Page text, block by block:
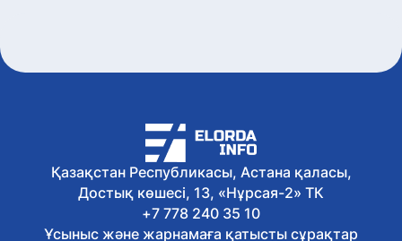
Бүгін, 08:04
Бүгін Астанада ауа райы қандай
болады
7 тамыз, 2026
Астанада партиялар сайлауалды үгіт
жұмыстарын жалғастырды
7 тамыз, 2026
Қазақстан Республикасы, Астана қаласы,
Достық көшесі, 13, «Нұрсая-2» ТК
+7 778 240 35 10
Ұсыныс және жарнамаға қатысты сұрақтар